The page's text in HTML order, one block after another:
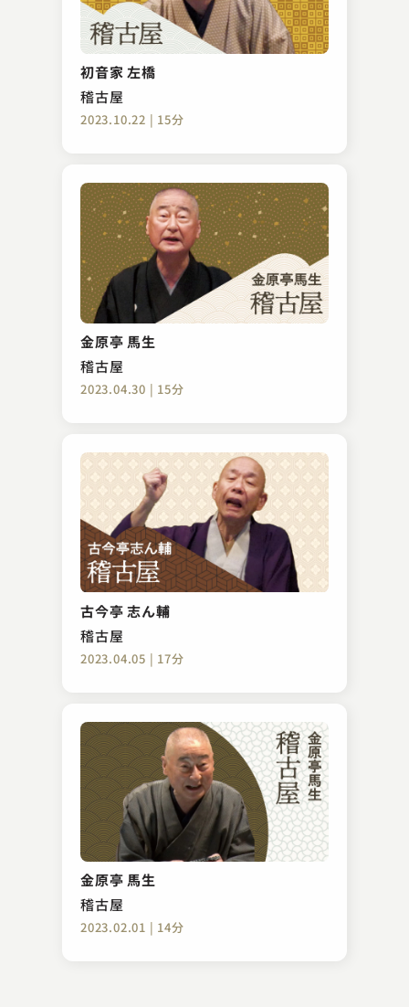
初音家 左橋
稽古屋
2023.10.22 | 15分
金原亭 馬生
稽古屋
2023.04.30 | 15分
古今亭 志ん輔
稽古屋
2023.04.05 | 17分
金原亭 馬生
稽古屋
2023.02.01 | 14分